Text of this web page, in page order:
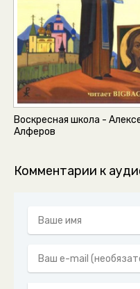
Воскресная школа -
Алферов
Комментарии к